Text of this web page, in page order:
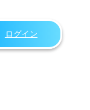
ログイン